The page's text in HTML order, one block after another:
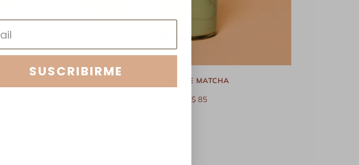
SUSPIRO DE MATCHA
Desde $ 85
SUSCRIBIRME